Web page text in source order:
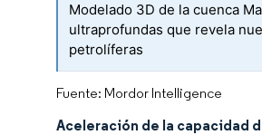
Modelado 3D de la cuenca
ultraprofundas que revela
petrolíferas
Fuente: Mordor Intelligence
Aceleración de la capacidad